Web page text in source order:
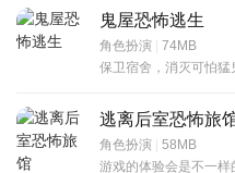
鬼屋恐怖逃生
角色扮演 | 74MB
保卫宿舍，消灭可怕猛
逃离后室恐怖旅
角色扮演 | 58MB
游戏的体验会是不一样